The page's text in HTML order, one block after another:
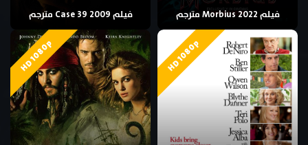
فيلم Morbius 2022 مترجم فيلم Case 39 2009 مترجم
HD 1080p
HD 1080p